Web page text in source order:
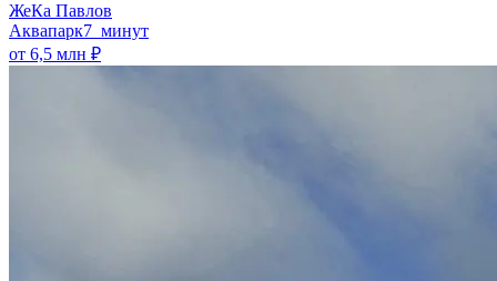
ЖеКа Павлов
Аквапарк7 минут
от 6,5 млн ₽